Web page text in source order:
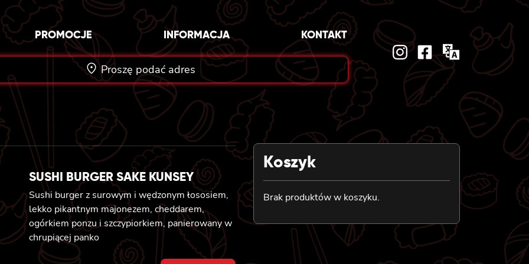
PROMOCJE INFORMACJA KONTAKT
Proszę podać adres
SUSHI BURGER SAKE KUNSEY
Sushi burger z surowym i wędzonym łososiem,
lekko pikantnym majonezem, cheddarem,
ogórkiem ponzu i szczypiorkiem, panierowany w
chrupiącej panko
Koszyk
Brak produktów w koszyku.